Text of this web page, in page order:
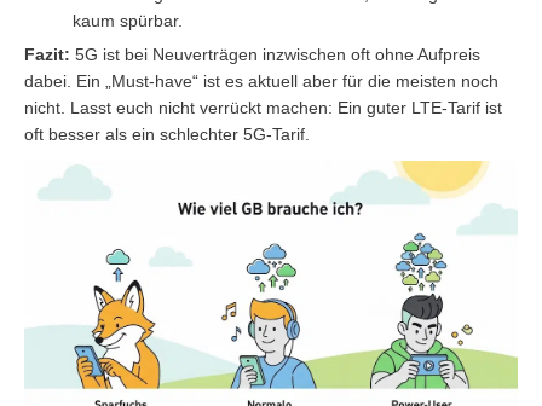
kaum spürbar.
Fazit: 5G ist bei Neuverträgen inzwischen oft ohne Aufpreis
dabei. Ein „Must-have“ ist es aktuell aber für die meisten noch
nicht. Lasst euch nicht verrückt machen: Ein guter LTE-Tarif ist
oft besser als ein schlechter 5G-Tarif.